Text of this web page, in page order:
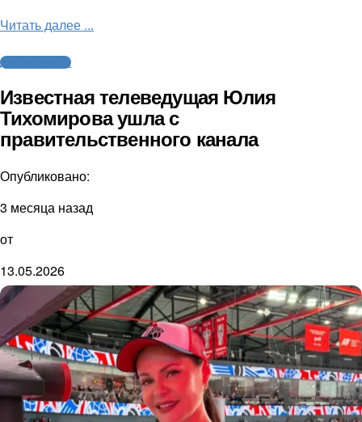
Читать далее ...
Другие новости
Известная телеведущая Юлия
Тихомирова ушла с
правительственного канала
Опубликовано:
3 месяца назад
от
13.05.2026